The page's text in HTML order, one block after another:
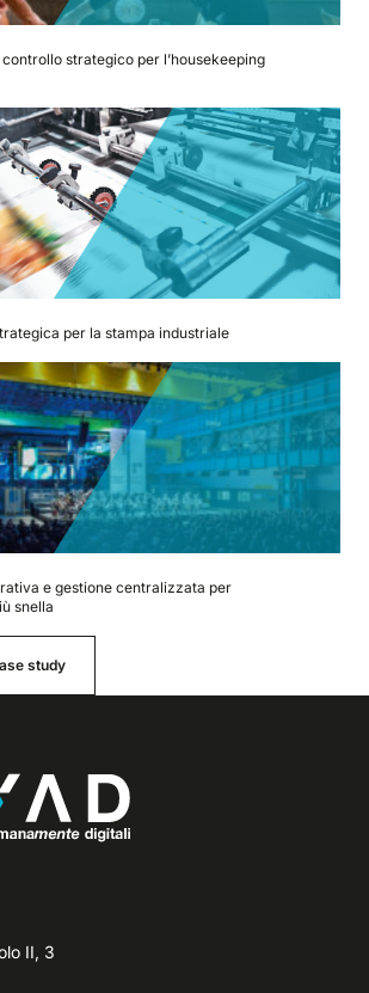
strategico per l’housekeeping
per la stampa industriale
e gestione centralizzata per
snella
study
II, 3